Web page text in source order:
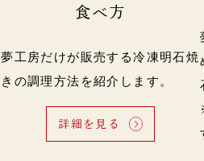
食べ方
夢工房だけが販売する冷凍明石焼
きの調理方法を紹介します。
詳細を見る